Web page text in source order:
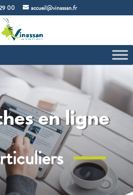
00 accueil@vinassan.fr
en ligne